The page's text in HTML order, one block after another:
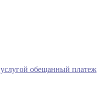
услугой обещанный платеж